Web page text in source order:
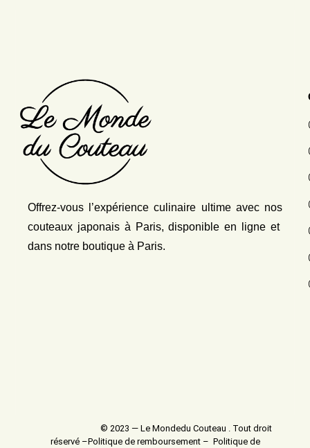
Offrez-vous l’expérience culinaire ultime avec nos
couteaux japonais à Paris, disponible en ligne et
dans notre boutique à Paris.
© 2023 — Le Mondedu Couteau . Tout droit
réservé –Politique de remboursement – Politique de